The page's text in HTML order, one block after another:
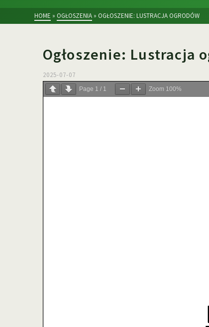
HOME » OGŁOSZENIA » OGŁOSZENIE: LUSTRACJA OGRODÓW
Ogłoszenie: Lustracja
2025-07-07
Page 1 / 1 Zoom 100%